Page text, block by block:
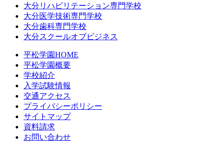
大分リハビリテーション専門学校
大分医学技術専門学校
大分歯科専門学校
大分スクールオブビジネス
平松学園HOME
平松学園概要
学校紹介
入学試験情報
交通アクセス
プライバシーポリシー
サイトマップ
資料請求
お問い合わせ